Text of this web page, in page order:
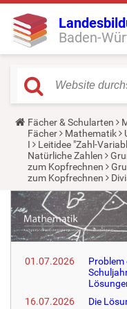
Baden-
Y
o
u
a
r
e
h
e
r
e
:
Fächer & Schularten
Fächer
Mathematik
I
Leitidee "Zahl-
Natürliche Zahlen
zum Kopfrechnen
zum Kopfrechnen
01.07.2026
Problem
16.07.2026
Die